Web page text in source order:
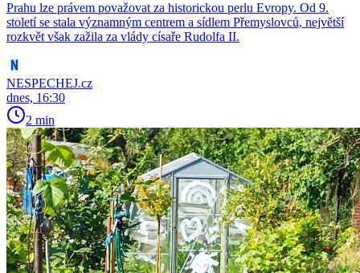
Prahu lze právem považovat za historickou perlu Evropy. Od 9.
století se stala významným centrem a sídlem Přemyslovců, největší
rozkvět však zažila za vlády císaře Rudolfa II.
NESPECHEJ.cz
dnes, 16:30
2 min